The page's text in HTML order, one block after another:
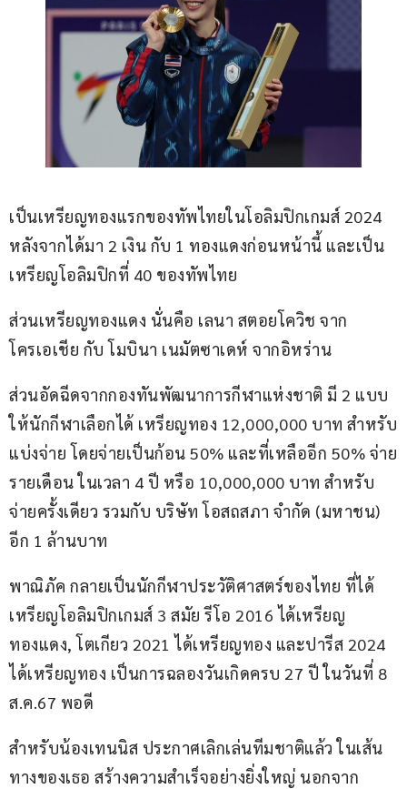
เป็นเหรียญทองแรกของทัพไทยในโอลิมปิกเกมส์ 2024
หลังจากได้มา 2 เงิน กับ 1 ทองแดงก่อนหน้านี้ และเป็น
เหรียญโอลิมปิกที่ 40 ของทัพไทย
ส่วนเหรียญทองแดง นั่นคือ เลนา สตอยโควิช จาก
โครเอเชีย กับ โมบินา เนมัตซาเดห์ จากอิหร่าน
ส่วนอัดฉีดจากกองทันพัฒนาการกีฬาแห่งชาติ มี 2 แบบ
ให้นักกีฬาเลือกได้ เหรียญทอง 12,000,000 บาท สำหรับ
แบ่งจ่าย โดยจ่ายเป็นก้อน 50% และที่เหลืออีก 50% จ่าย
รายเดือน ในเวลา 4 ปี หรือ 10,000,000 บาท สำหรับ
จ่ายครั้งเดียว รวมกับ บริษัท โอสถสภา จำกัด (มหาชน)
อีก 1 ล้านบาท
พาณิภัค กลายเป็นนักกีฬาประวัติศาสตร์ของไทย ที่ได้
เหรียญโอลิมปิกเกมส์ 3 สมัย รีโอ 2016 ได้เหรียญ
ทองแดง, โตเกียว 2021 ได้เหรียญทอง และปารีส 2024
ได้เหรียญทอง เป็นการฉลองวันเกิดครบ 27 ปี ในวันที่ 8
ส.ค.67 พอดี
สำหรับน้องเทนนิส ประกาศเลิกเล่นทีมชาติแล้ว ในเส้น
ทางของเธอ สร้างความสำเร็จอย่างยิ่งใหญ่ นอกจาก